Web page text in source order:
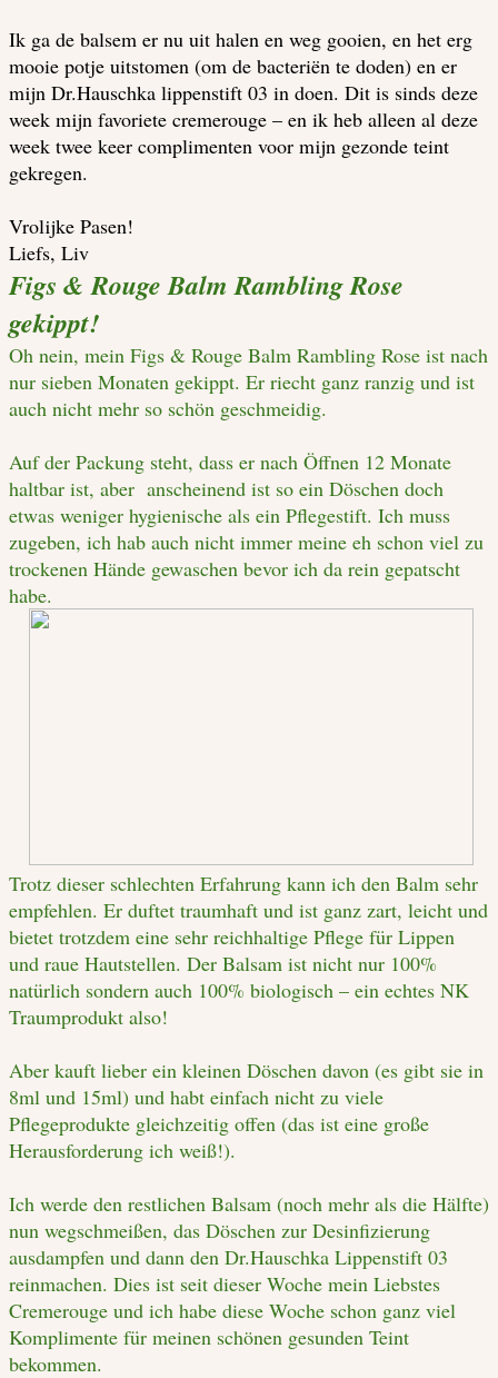
Ik ga de balsem er nu uit halen en weg gooien, en het erg
mooie potje uitstomen (om de bacteriën te doden) en er
mijn Dr.Hauschka lippenstift 03 in doen. Dit is sinds deze
week mijn favoriete cremerouge – en ik heb alleen al deze
week twee keer complimenten voor mijn gezonde teint
gekregen.
Vrolijke Pasen!
Liefs, Liv
Figs & Rouge Balm Rambling Rose
gekippt!
Oh nein, mein Figs & Rouge Balm Rambling Rose ist nach
nur sieben Monaten gekippt. Er riecht ganz ranzig und ist
auch nicht mehr so schön geschmeidig.
Auf der Packung steht, dass er nach Öffnen 12 Monate
haltbar ist, aber anscheinend ist so ein Döschen doch
etwas weniger hygienische als ein Pflegestift. Ich muss
zugeben, ich hab auch nicht immer meine eh schon viel zu
trockenen Hände gewaschen bevor ich da rein gepatscht
habe.
Trotz dieser schlechten Erfahrung kann ich den Balm sehr
empfehlen. Er duftet traumhaft und ist ganz zart, leicht und
bietet trotzdem eine sehr reichhaltige Pflege für Lippen
und raue Hautstellen. Der Balsam ist nicht nur 100%
natürlich sondern auch 100% biologisch – ein echtes NK
Traumprodukt also!
Aber kauft lieber ein kleinen Döschen davon (es gibt sie in
8ml und 15ml) und habt einfach nicht zu viele
Pflegeprodukte gleichzeitig offen (das ist eine große
Herausforderung ich weiß!).
Ich werde den restlichen Balsam (noch mehr als die Hälfte)
nun wegschmeißen, das Döschen zur Desinfizierung
ausdampfen und dann den Dr.Hauschka Lippenstift 03
reinmachen. Dies ist seit dieser Woche mein Liebstes
Cremerouge und ich habe diese Woche schon ganz viel
Komplimente für meinen schönen gesunden Teint
bekommen.